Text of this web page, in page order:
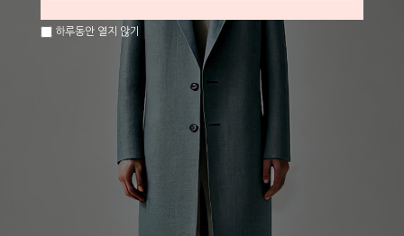
하루동안 열지 않기